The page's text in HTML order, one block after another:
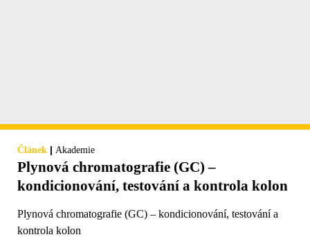
Článek | Akademie
Plynová chromatografie (GC) –
kondicionování, testování a kontrola kolon
Plynová chromatografie (GC) – kondicionování, testování a
kontrola kolon